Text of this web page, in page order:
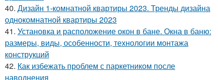
40. Дизайн 1-комнатной квартиры 2023. Тренды дизайна
однокомнатной квартиры 2023
41. Установка и расположение окон в бане. Окна в баню:
размеры, виды, особенности, технологии монтажа
конструкций
42. Как избежать проблем с паркетником после
наводнения